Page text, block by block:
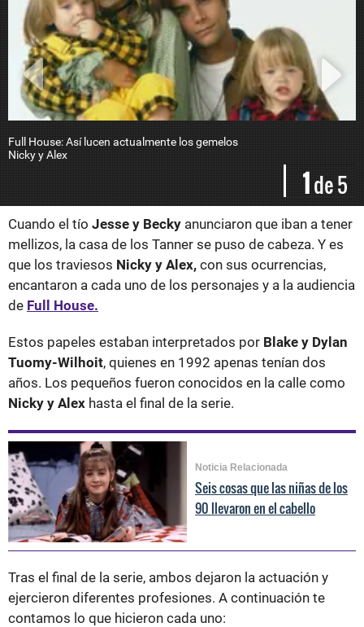
Full House: Así lucen actualmente los gemelos
Nicky y Alex
1de 5
Cuando el tío Jesse y Becky anunciaron que iban a tener
mellizos, la casa de los Tanner se puso de cabeza. Y es
que los traviesos Nicky y Alex, con sus ocurrencias,
encantaron a cada uno de los personajes y a la audiencia
de Full House.
Estos papeles estaban interpretados por Blake y Dylan
Tuomy-Wilhoit, quienes en 1992 apenas tenían dos
años. Los pequeños fueron conocidos en la calle como
Nicky y Alex hasta el final de la serie.
Noticia Relacionada
Seis cosas que las niñas de los
90 llevaron en el cabello
Tras el final de la serie, ambos dejaron la actuación y
ejercieron diferentes profesiones. A continuación te
contamos lo que hicieron cada uno: